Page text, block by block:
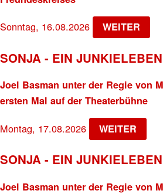
Sonntag, 16.08.2026 WEITER
SONJA - EIN
Joel Basman unter der Regie von
ersten Mal auf der Theaterbühne
Montag, 17.08.2026 WEITER
SONJA - EIN
Joel Basman unter der Regie von